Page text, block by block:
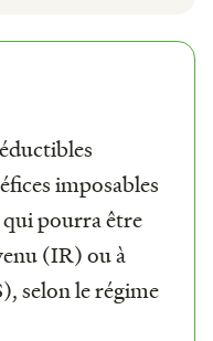
imposables
qui pourra être
(IR) ou à
selon le régime